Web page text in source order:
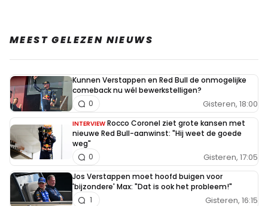
MEEST GELEZEN NIEUWS
Kunnen Verstappen en Red Bull de onmogelijke
comeback nu wél bewerkstelligen?
Gisteren, 18:00
0
INTERVIEW Rocco Coronel ziet grote kansen met
nieuwe Red Bull-aanwinst: "Hij weet de goede
weg"
Gisteren, 17:05
0
Jos Verstappen moet hoofd buigen voor
'bijzondere' Max: "Dat is ook het probleem!"
Gisteren, 16:15
1